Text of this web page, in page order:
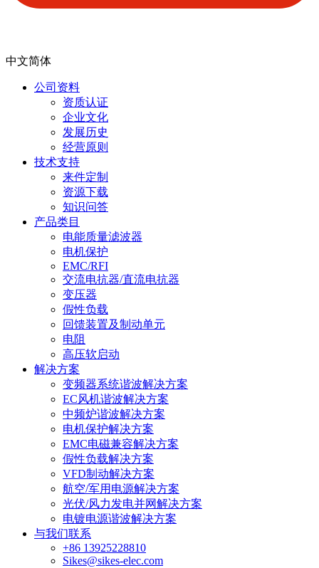
中文简体
公司资料
资质认证
企业文化
发展历史
经营原则
技术支持
来件定制
资源下载
知识问答
产品类目
电能质量滤波器
电机保护
EMC/RFI
交流电抗器/直流电抗器
变压器
假性负载
回馈装置及制动单元
电阻
高压软启动
解决方案
变频器系统谐波解决方案
EC风机谐波解决方案
中频炉谐波解决方案
电机保护解决方案
EMC电磁兼容解决方案
假性负载解决方案
VFD制动解决方案
航空/军用电源解决方案
光伏/风力发电并网解决方案
电镀电源谐波解决方案
与我们联系
+86 13925228810
Sikes@sikes-elec.com